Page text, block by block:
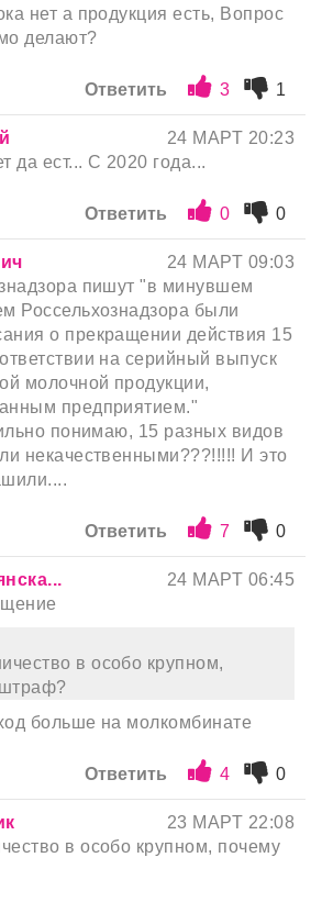
нет а продукция есть, Вопрос
делают?
Ответить 3 1
24 МАРТ 20:23
да ест... С 2020 года...
Ответить 0 0
24 МАРТ 09:03
пишут "в минувшем
Россельхознадзора были
о прекращении действия 15
на серийный выпуск
молочной продукции,
предприятием."
понимаю, 15 разных видов
некачественными???!!!!! И это
Ответить 7 0
24 МАРТ 06:45
в особо крупном,
больше на молкомбинате
Ответить 4 0
23 МАРТ 22:08
в особо крупном, почему